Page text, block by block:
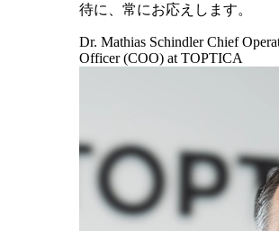
待に、常にお応えします。
Dr. Mathias SchindlerChief
Officer (COO) at TOPTICA